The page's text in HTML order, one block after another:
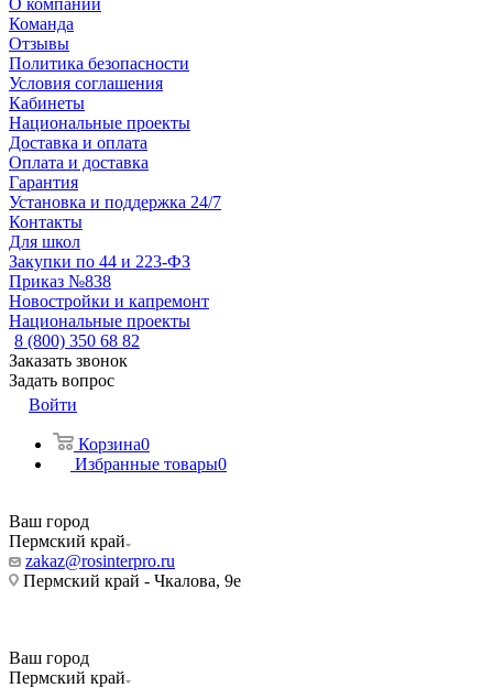
О компании
Команда
Отзывы
Политика безопасности
Условия соглашения
Кабинеты
Национальные проекты
Доставка и оплата
Оплата и доставка
Гарантия
Установка и поддержка 24/7
Контакты
Для школ
Закупки по 44 и 223-ФЗ
Приказ №838
Новостройки и капремонт
Национальные проекты
8 (800) 350 68 82
Заказать звонок
Задать вопрос
Войти
Корзина0
Избранные товары0
Ваш город
Пермский край
zakaz@rosinterpro.ru
Пермский край - Чкалова, 9е
Ваш город
Пермский край